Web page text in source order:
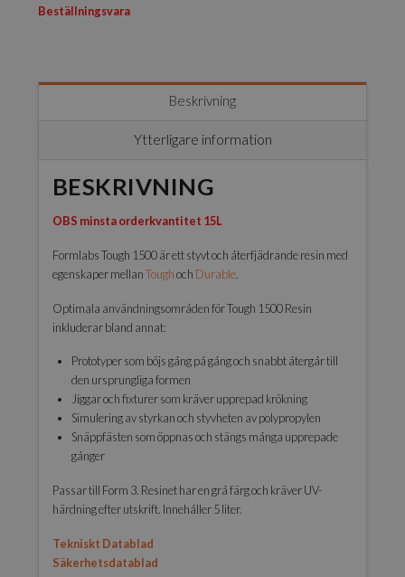
Beställningsvara
Beskrivning
Ytterligare information
BESKRIVNING
OBS minsta orderkvantitet 15L
Formlabs Tough 1500 är ett styvt och återfjädrande resin med
egenskaper mellanToughoch Durable.
Optimala användningsområden för Tough 1500 Resin
inkluderar bland annat:
Prototyper som böjs gång på gång och snabbt återgår till
den ursprungliga formen
Jiggar och fixturer som kräver upprepad krökning
Simulering av styrkan och styvheten av polypropylen
Snäppfästen som öppnas och stängs många upprepade
gånger
Passar till Form 3. Resinet har en grå färg och kräver UV-
härdning efter utskrift. Innehåller 5 liter.
Tekniskt Datablad
Säkerhetsdatablad